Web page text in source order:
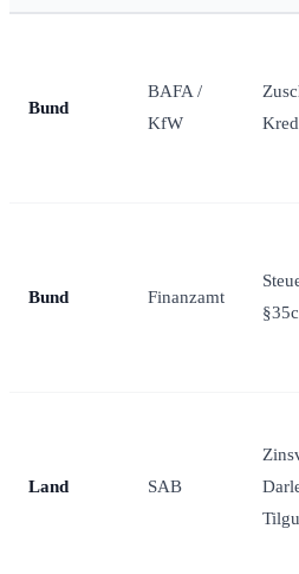
Bund
BAFA /
KfW
Bund Finanzamt
§35c
Land SAB